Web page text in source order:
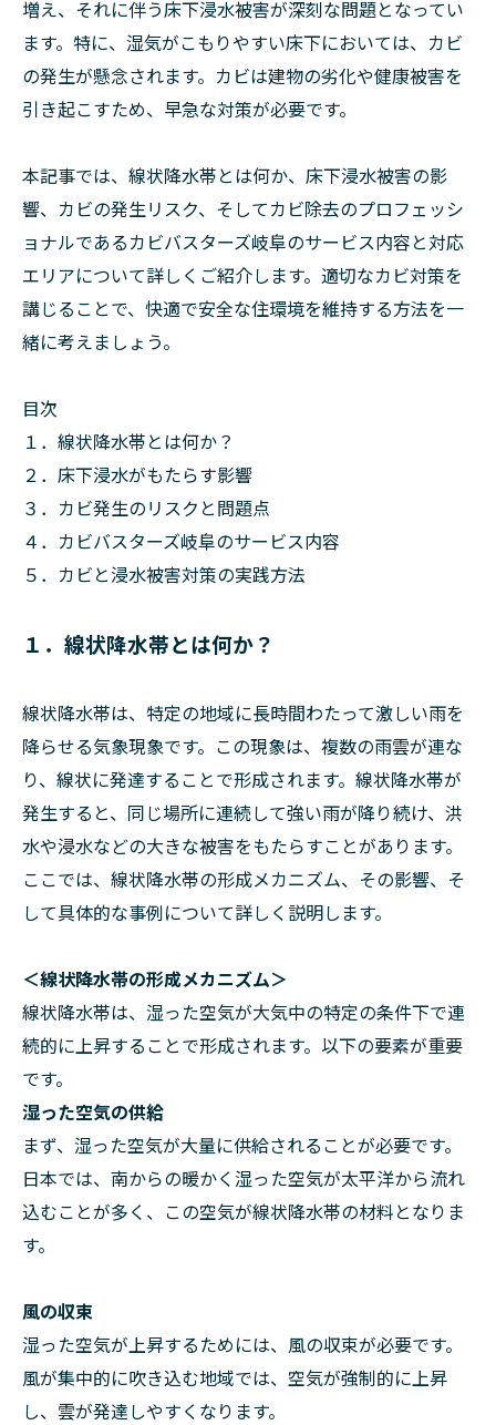
増え、それに伴う床下浸水被害が深刻な問題となってい
ます。特に、湿気がこもりやすい床下においては、カビ
の発生が懸念されます。カビは建物の劣化や健康被害を
引き起こすため、早急な対策が必要です。
本記事では、線状降水帯とは何か、床下浸水被害の影
響、カビの発生リスク、そしてカビ除去のプロフェッシ
ョナルであるカビバスターズ岐阜のサービス内容と対応
エリアについて詳しくご紹介します。適切なカビ対策を
講じることで、快適で安全な住環境を維持する方法を一
緒に考えましょう。
目次
１．線状降水帯とは何か？
２．床下浸水がもたらす影響
３．カビ発生のリスクと問題点
４．カビバスターズ岐阜のサービス内容
５．カビと浸水被害対策の実践方法
１．線状降水帯とは何か？
線状降水帯は、特定の地域に長時間わたって激しい雨を
降らせる気象現象です。この現象は、複数の雨雲が連な
り、線状に発達することで形成されます。線状降水帯が
発生すると、同じ場所に連続して強い雨が降り続け、洪
水や浸水などの大きな被害をもたらすことがあります。
ここでは、線状降水帯の形成メカニズム、その影響、そ
して具体的な事例について詳しく説明します。
＜線状降水帯の形成メカニズム＞
線状降水帯は、湿った空気が大気中の特定の条件下で連
続的に上昇することで形成されます。以下の要素が重要
です。
湿った空気の供給
まず、湿った空気が大量に供給されることが必要です。
日本では、南からの暖かく湿った空気が太平洋から流れ
込むことが多く、この空気が線状降水帯の材料となりま
す。
風の収束
湿った空気が上昇するためには、風の収束が必要です。
風が集中的に吹き込む地域では、空気が強制的に上昇
し、雲が発達しやすくなります。